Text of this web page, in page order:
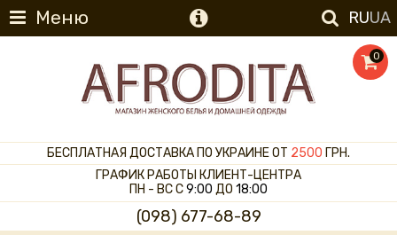
Меню RUUA
0
БЕСПЛАТНАЯ ДОСТАВКА ПО УКРАИНЕ ОТ 2500 ГРН.
ГРАФИК РАБОТЫ КЛИЕНТ-ЦЕНТРА
ПН - ВС С9:00 ДО 18:00
(098) 677-68-89